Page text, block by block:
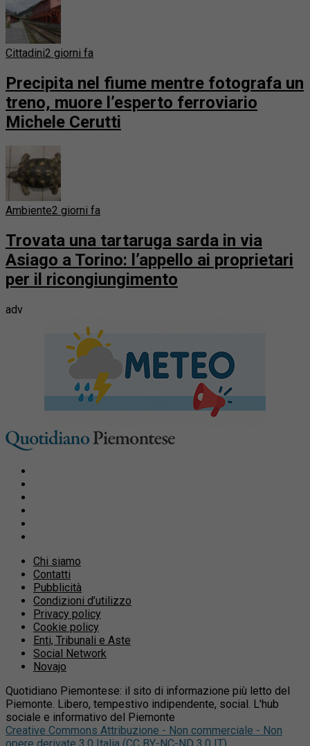
Cittadini2 giorni fa
Precipita nel fiume mentre fotografa un
treno, muore l’esperto ferroviario
Michele Cerutti
Ambiente2 giorni fa
Trovata una tartaruga sarda in via
Asiago a Torino: l’appello ai proprietari
per il ricongiungimento
adv
Chi siamo
Contatti
Pubblicità
Condizioni d’utilizzo
Privacy policy
Cookie policy
Enti, Tribunali e Aste
Social Network
Novajo
Quotidiano Piemontese: il sito di informazione più letto del
Piemonte. Libero, tempestivo indipendente, social. L'hub
sociale e informativo del Piemonte
Creative Commons Attribuzione - Non commerciale - Non